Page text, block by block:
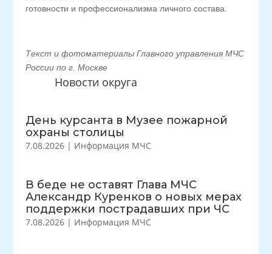
Новости округа
День курсанта в Музее пожарной
охраны столицы
7.08.2026 | Информация МЧС
В беде не оставят Глава МЧС
Александр Куренков о новых мерах
поддержки пострадавших при ЧС
7.08.2026 | Информация МЧС
готовности и профессионализма личного состава.
Текст и фотоматериалы Главного управления МЧС
России по г. Москве